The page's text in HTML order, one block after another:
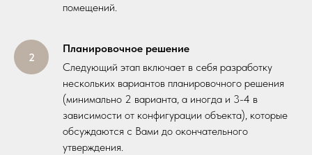
помещений.
Планировочное решение
Следующий этап включает в себя разработку
нескольких вариантов планировочного решения
(минимально 2 варианта, а иногда и 3-4 в
зависимости от конфигурации объекта), которые
обсуждаются с Вами до окончательного
утверждения.